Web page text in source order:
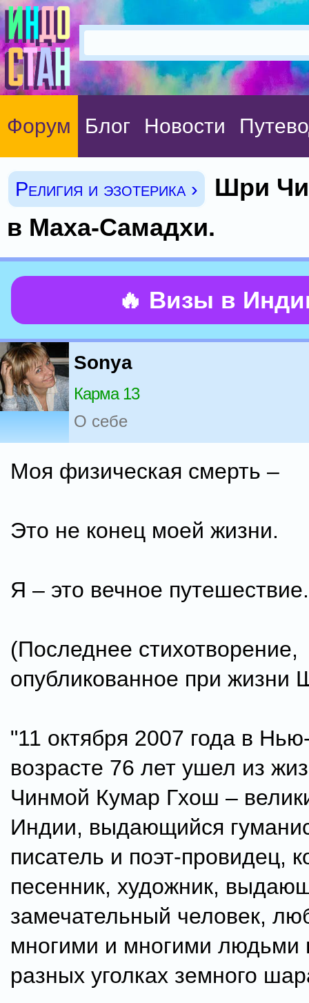
Форум Блог Новости
Религия и эзотерика ›
Шри
в Маха-Самадхи.
🔥 Визы в
Sonya
Карма 13
О себе
Моя физическая смерть –
Это не конец моей жизни.
Я – это вечное путешествие.
(Последнее стихотворение,
опубликованное при жизни
"11 октября 2007 года в
возрасте 76 лет ушел из
Чинмой Кумар Гхош –
Индии, выдающийся
писатель и поэт-провидец,
песенник, художник,
замечательный человек,
многими и многими людьми
разных уголках земного